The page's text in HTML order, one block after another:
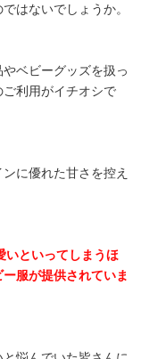
はないでしょうか。
ベビーグッズを扱っ
利用がイチオシで
に優れた甘さを控え
いといってしまうほ
服が提供されていま